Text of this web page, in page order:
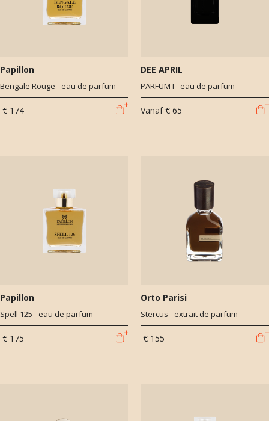
Papillon
Bengale Rouge - eau de parfum
€ 174
DEE APRIL
PARFUM I - eau de parfum
Vanaf € 65
Papillon
Spell 125 - eau de parfum
€ 175
Orto Parisi
Stercus - extrait de parfum
€ 155